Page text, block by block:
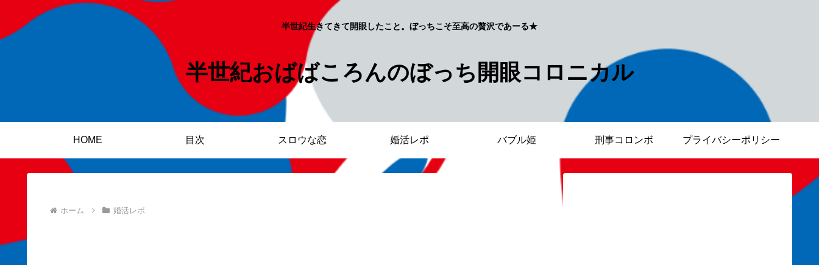
半世紀生きてきて開眼したこと。ぼっちこそ至高の贅沢であーる★
半世紀おばばころんのぼっち開眼コロニカル
HOME 目次 スロウな恋 婚活レポ バブル姫 刑事コロンボ プライバシーポリシー
ホーム 婚活レポ